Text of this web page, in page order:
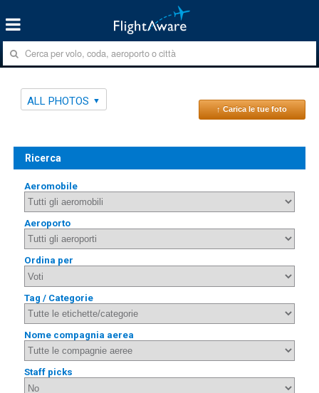
ALL PHOTOS
↑ Carica le tue foto
Ricerca
Aeromobile
Aeroporto
Ordina per
Tag / Categorie
Nome compagnia aerea
Staff picks